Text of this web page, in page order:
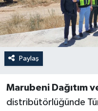
Paylaş
Marubeni Dağıtım
distribütörlüğünde